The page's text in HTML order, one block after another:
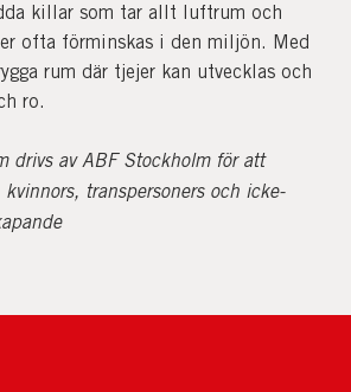
killar som tar allt luftrum och
ofta förminskas i den miljön. Med
rum där tjejer kan utvecklas och
ro.
drivs av ABF Stockholm för att
transpersoners och icke-